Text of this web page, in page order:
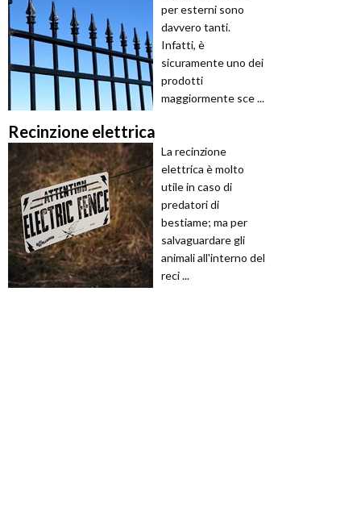
per esterni sono
davvero tanti.
Infatti, è
sicuramente uno dei
prodotti
maggiormente sce ...
Recinzione elettrica
La recinzione
elettrica è molto
utile in caso di
predatori di
bestiame; ma per
salvaguardare gli
animali all'interno del
reci ...